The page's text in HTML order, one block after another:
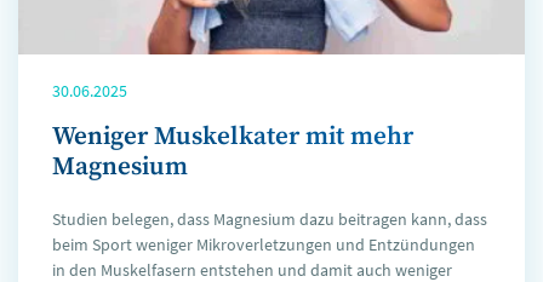
30.06.2025
Weniger Muskelkater mit mehr
Magnesium
Studien belegen, dass Magnesium dazu beitragen kann, dass
beim Sport weniger Mikroverletzungen und Entzündungen
in den Muskelfasern entstehen und damit auch weniger